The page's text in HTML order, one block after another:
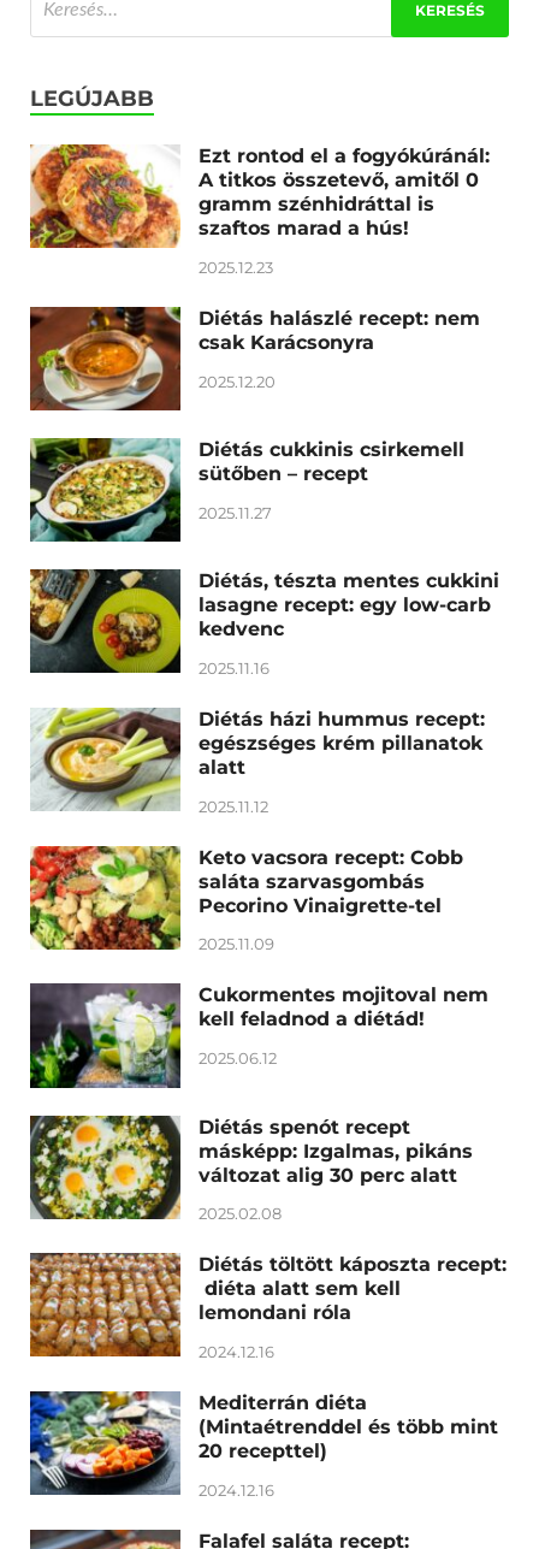
LEGÚJABB
Ezt rontod el a fogyókúránál:
A titkos összetevő, amitől 0
gramm szénhidráttal is
szaftos marad a hús!
2025.12.23
Diétás halászlé recept: nem
csak Karácsonyra
2025.12.20
Diétás cukkinis csirkemell
sütőben – recept
2025.11.27
Diétás, tészta mentes cukkini
lasagne recept: egy low-carb
kedvenc
2025.11.16
Diétás házi hummus recept:
egészséges krém pillanatok
alatt
2025.11.12
Keto vacsora recept: Cobb
saláta szarvasgombás
Pecorino Vinaigrette-tel
2025.11.09
Cukormentes mojitoval nem
kell feladnod a diétád!
2025.06.12
Diétás spenót recept
másképp: Izgalmas, pikáns
változat alig 30 perc alatt
2025.02.08
Diétás töltött káposzta recept:
diéta alatt sem kell
lemondani róla
2024.12.16
Mediterrán diéta
(Mintaétrenddel és több mint
20 recepttel)
2024.12.16
Falafel saláta recept: